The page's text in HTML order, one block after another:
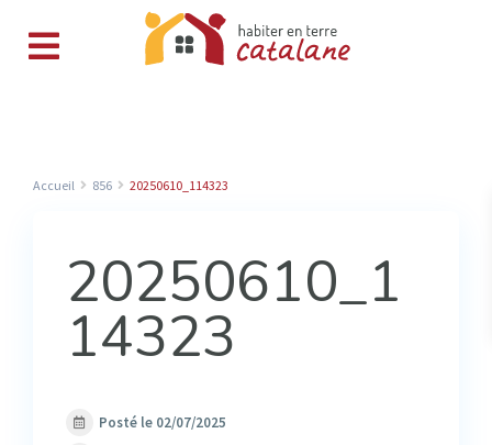
Accueil 856 20250610_114323
20250610_1
14323
Posté le 02/07/2025